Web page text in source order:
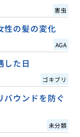
害虫
性の髪の変化
AGA
した日
ゴキブリ
バウンドを防ぐ
未分類